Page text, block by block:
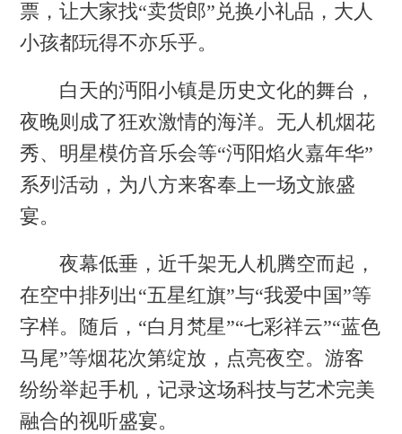
票，让大家找“卖货郎”兑换小礼品，大人
小孩都玩得不亦乐乎。
白天的沔阳小镇是历史文化的舞台，
夜晚则成了狂欢激情的海洋。无人机烟花
秀、明星模仿音乐会等“沔阳焰火嘉年华”
系列活动，为八方来客奉上一场文旅盛
宴。
夜幕低垂，近千架无人机腾空而起，
在空中排列出“五星红旗”与“我爱中国”等
字样。随后，“白月梵星”“七彩祥云”“蓝色
马尾”等烟花次第绽放，点亮夜空。游客
纷纷举起手机，记录这场科技与艺术完美
融合的视听盛宴。